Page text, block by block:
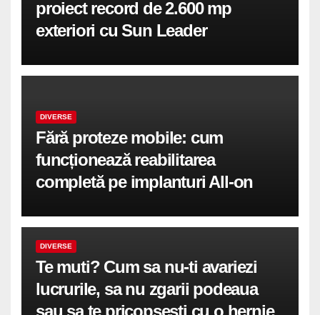
proiect record de 2.600 mp
exteriori cu Sun Leader
DIVERSE
Fără proteze mobile: cum
funcționează reabilitarea
completă pe implanturi All-on
DIVERSE
Te muti? Cum sa nu-ti avariezi
lucrurile, sa nu zgarii podeaua